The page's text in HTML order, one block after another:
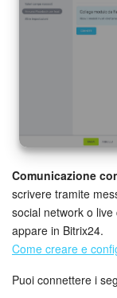
Comunicazione
scrivere tramite
social network o
appare in Bitrix24.
Come creare e
Puoi connettere i